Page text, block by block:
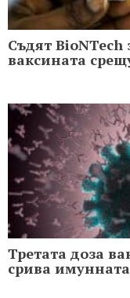
Съдят
ваксината
Третата доза
срива